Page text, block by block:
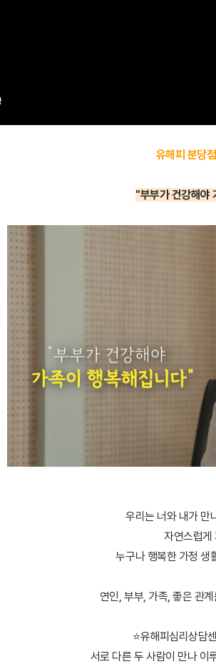
유해피 분당
"부부가 건강해야
우리는 너와 내가 만
자연스럽게
누구나 행복한 가정 생
연인, 부부, 가족, 좋은 관
⭐유해피심리상담
서로 다른 두 사람이 만나 이